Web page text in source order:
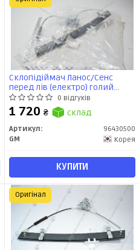
Склопідіймач Ланос/Сенс
перед лів (електро) голий
(шестерня) (96430500) GM
0 відгуків
1 720 ₴ склад
Артикул:
96430500
GM
Корея
КУПИТИ
Оригінал